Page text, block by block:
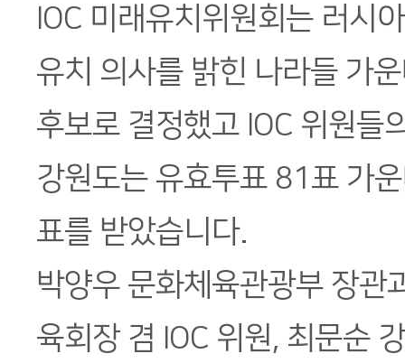
IOC 미래유치위원회는 러시
유치 의사를 밝힌 나라들 가
후보로 결정했고 IOC 위원들
강원도는 유효투표 81표 가
표를 받았습니다.
박양우 문화체육관광부 장관
육회장 겸 IOC 위원, 최문순